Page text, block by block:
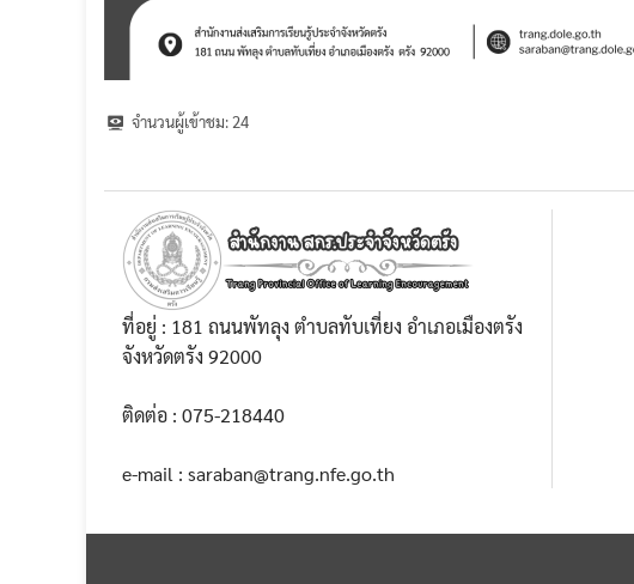
จำนวนผู้เข้าชม:24
ที่อยู่ : 181 ถนนพัทลุง ตำบลทับเที่ยง อำเภอเมืองตรัง
จังหวัดตรัง 92000
ติดต่อ : 075-218440
e-mail : saraban@trang.nfe.go.th